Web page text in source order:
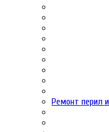
Ремонт перил